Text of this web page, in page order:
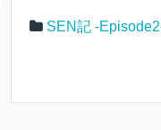
SEN記 -